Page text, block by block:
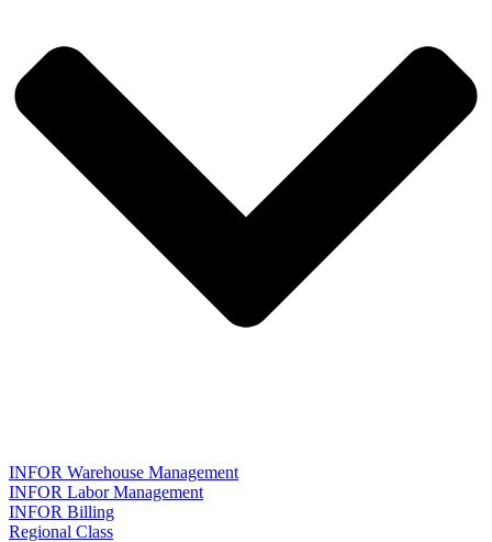
INFOR Warehouse Management
INFOR Labor Management
INFOR Billing
Regional Class